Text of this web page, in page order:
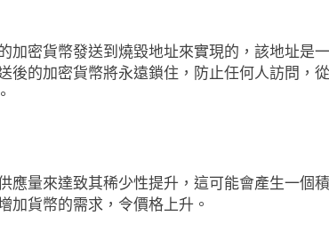
加密貨幣發送到燒毀地址來實現的，該地址是
後的加密貨幣將永遠鎖住，防止任何人訪問，
應量來達致其稀少性提升，這可能會產生一個
加貨幣的需求，令價格上升。